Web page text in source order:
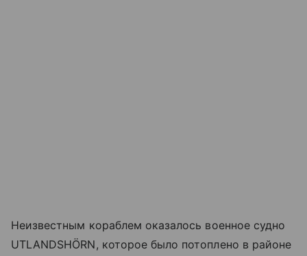
Неизвестным кораблем оказалось военное судно
UTLANDSHÖRN, которое было потоплено в районе